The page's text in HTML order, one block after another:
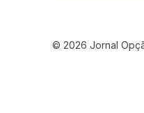
© 2026 Jornal